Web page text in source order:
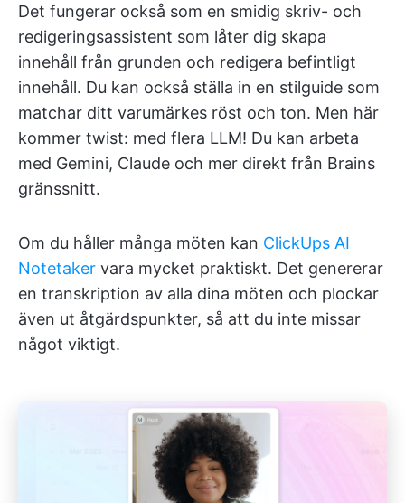
Det fungerar också som en smidig skriv- och
redigeringsassistent som låter dig skapa
innehåll från grunden och redigera befintligt
innehåll. Du kan också ställa in en stilguide som
matchar ditt varumärkes röst och ton. Men här
kommer twist: med flera LLM! Du kan arbeta
med Gemini, Claude och mer direkt från Brains
gränssnitt.
Om du håller många möten kan ClickUps AI
Notetaker vara mycket praktiskt. Det genererar
en transkription av alla dina möten och plockar
även ut åtgärdspunkter, så att du inte missar
något viktigt.